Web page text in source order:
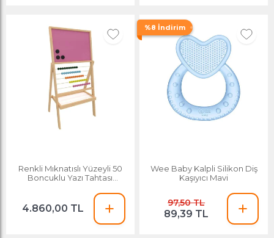
Renkli Mıknatıslı Yüzeyli 50
Boncuklu Yazı Tahtası
4.860,00 TL
%8 İndirim
Wee Baby Kalpli Silikon Diş
Kaşıyıcı Mavi
97,50 TL
89,39 TL